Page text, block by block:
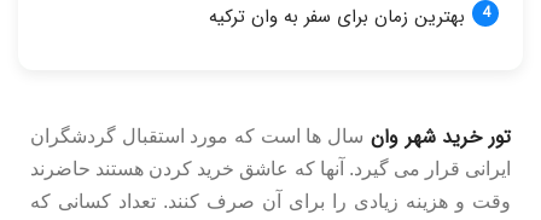
بهترین زمان برای سفر به وان ترکیه
تور خرید شهر وان سال ها است که مورد استقبال گردشگران
ایرانی قرار می گیرد. آنها که عاشق خرید کردن هستند حاضرند
وقت و هزینه زیادی را برای آن صرف کنند. تعداد کسانی که